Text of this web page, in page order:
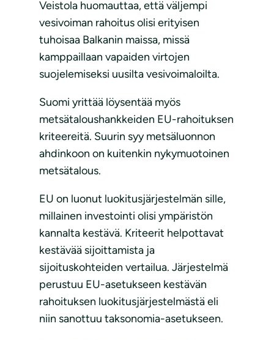
Veistola huomauttaa, että väljempi
vesivoiman rahoitus olisi erityisen
tuhoisaa Balkanin maissa, missä
kamppaillaan vapaiden virtojen
suojelemiseksi uusilta vesivoimaloilta.
Suomi yrittää löysentää myös
metsätaloushankkeiden EU-rahoituksen
kriteereitä. Suurin syy metsäluonnon
ahdinkoon on kuitenkin nykymuotoinen
metsätalous.
EU on luonut luokitusjärjestelmän sille,
millainen investointi olisi ympäristön
kannalta kestävä. Kriteerit helpottavat
kestävää sijoittamista ja
sijoituskohteiden vertailua. Järjestelmä
perustuu EU-asetukseen kestävän
rahoituksen luokitusjärjestelmästä eli
niin sanottuu taksonomia-asetukseen.